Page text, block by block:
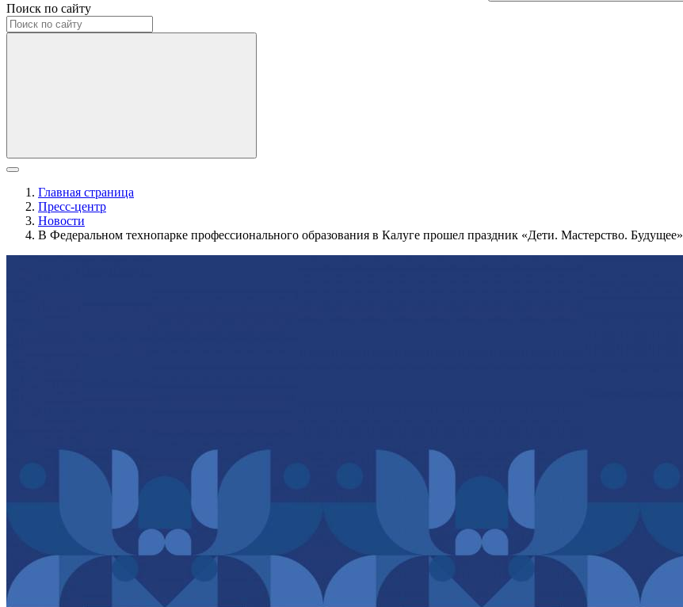
Поиск по сайту
Главная страница
Пресс-центр
Новости
В Федеральном технопарке профессионального образования в Калуге прошел праздник «Дети. Мастерство. Будущее»